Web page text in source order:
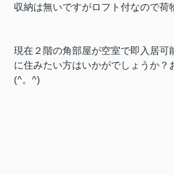
収納は無いですがロフト付なので荷
現在２階の角部屋が空室で即入居可
に住みたい方はいかがでしょうか？
(^。^)